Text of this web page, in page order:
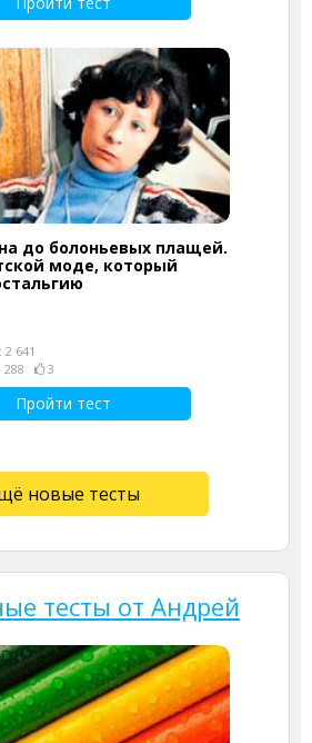
до болоньевых плащей.
моде, который
641
288
3
Пройти тест
новые тесты
тесты от Андрей